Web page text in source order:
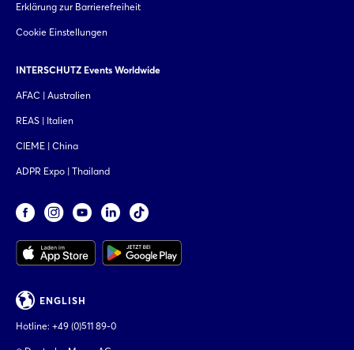
Erklärung zur Barrierefreiheit
Cookie Einstellungen
INTERSCHUTZ Events Worldwide
AFAC | Australien
REAS | Italien
CIEME | China
ADPR Expo | Thailand
ENGLISH
Hotline: +49 (0)511 89-0